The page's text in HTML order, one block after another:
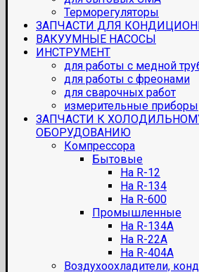
Терморегуляторы
ЗАПЧАСТИ ДЛЯ
ВАКУУМНЫЕ НАСОСЫ
ИНСТРУМЕНТ
для работы с медной
для работы с фреонами
для сварочных работ
измерительные приборы
ЗАПЧАСТИ К
ОБОРУДОВАНИЮ
Компрессора
Бытовые
На R-12
На R-134
На R-600
Промышленные
На R-134A
На R-22A
На R-404A
Воздухоохладители,